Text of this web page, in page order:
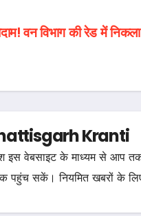
वन विभाग की रेड में
Kranti
इस वेबसाइट के माध्यम से आप तक
सकें। नियमित खबरों के